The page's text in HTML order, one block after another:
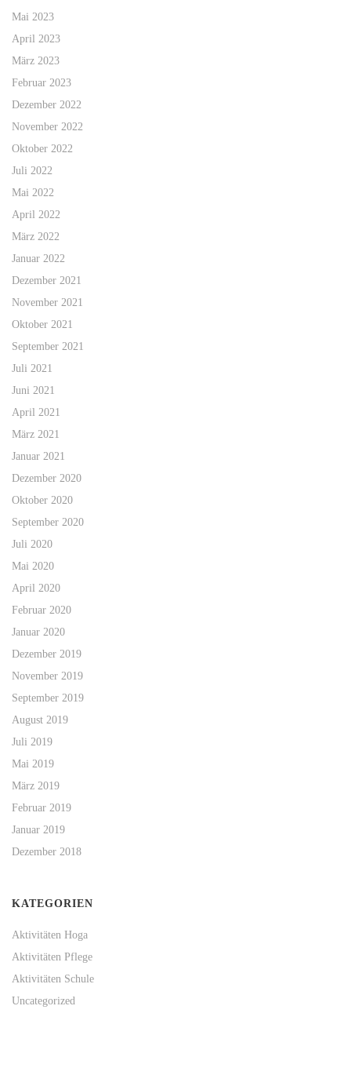
Mai 2023
April 2023
März 2023
Februar 2023
Dezember 2022
November 2022
Oktober 2022
Juli 2022
Mai 2022
April 2022
März 2022
Januar 2022
Dezember 2021
November 2021
Oktober 2021
September 2021
Juli 2021
Juni 2021
April 2021
März 2021
Januar 2021
Dezember 2020
Oktober 2020
September 2020
Juli 2020
Mai 2020
April 2020
Februar 2020
Januar 2020
Dezember 2019
November 2019
September 2019
August 2019
Juli 2019
Mai 2019
März 2019
Februar 2019
Januar 2019
Dezember 2018
KATEGORIEN
Aktivitäten Hoga
Aktivitäten Pflege
Aktivitäten Schule
Uncategorized